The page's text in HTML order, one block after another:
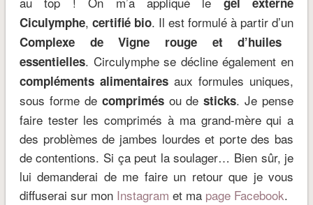
Ciculymphe, certifié bio. Il est formulé à partir d’un
Complexe de Vigne rouge et d’huiles
essentielles. Circulymphe se décline également en
compléments alimentaires aux formules uniques,
sous forme de comprimésou desticks. Je pense
faire tester les comprimés à ma grand-mère qui a
des problèmes de jambes lourdes et porte des bas
de contentions. Si ça peut la soulager… Bien sûr, je
lui demanderai de me faire un retour que je vous
diffuserai sur mon Instagram et ma page Facebook.